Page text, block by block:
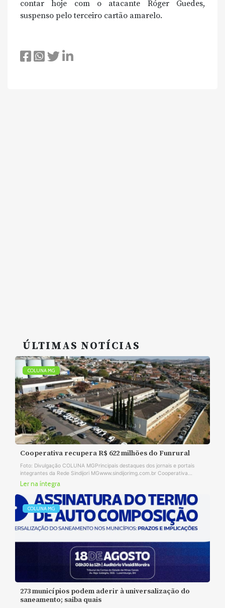
contar hoje com o atacante Róger Guedes,
suspenso pelo terceiro cartão amarelo.
ÚLTIMAS NOTÍCIAS
COLUNA MG
Cooperativa recupera R$ 622 milhões do Funrural
Foto: Divulgação COLUNA MGPrincipais destaques dos jornais e portais
integrantes da Rede Sindijori MGwww.sindijorimg.com.br Cooperativa...
Ler na íntegra
COLUNA MG
273 municípios podem aderir à universalização do
saneamento; saiba quais